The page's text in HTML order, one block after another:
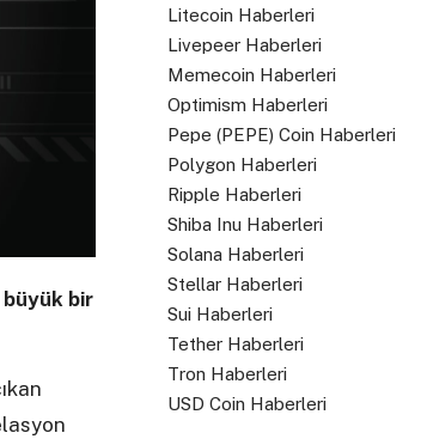
büyük bir
Litecoin Haberleri
Livepeer Haberleri
Memecoin Haberleri
Optimism Haberleri
Pepe (PEPE) Coin Haberleri
Polygon Haberleri
Ripple Haberleri
Shiba Inu Haberleri
Solana Haberleri
Stellar Haberleri
Sui Haberleri
Tether Haberleri
Tron Haberleri
USD Coin Haberleri